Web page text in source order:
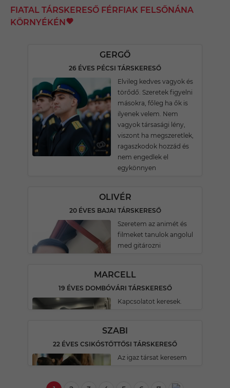
FIATAL TÁRSKERESŐ FÉRFIAK FELSŐNÁNA
KÖRNYÉKÉN
GERGŐ
26 ÉVES PÉCSI TÁRSKERESŐ
Elvileg kedves vagyok és
törődő. Szeretek figyelni
másokra, főleg ha ők is
ilyenek velem. Nem
vagyok társasági lény,
viszont ha megszeretlek,
ragaszkodok hozzád és
nem engedlek el
egykönnyen
OLIVÉR
20 ÉVES BAJAI TÁRSKERESŐ
Szeretem az animét és
filmeket tanulok angolul
med gitározni
MARCELL
19 ÉVES DOMBÓVÁRI TÁRSKERESŐ
Kapcsolatot keresek.
SZABI
22 ÉVES CSIKÓSTŐTTŐSI TÁRSKERESŐ
Az igaz társat keresem